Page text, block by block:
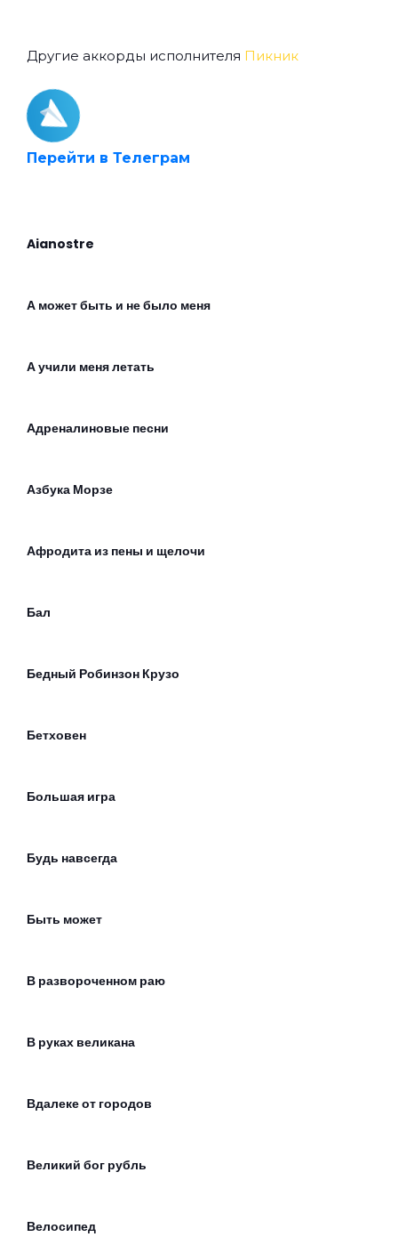
Другие аккорды исполнителя Пикник
Перейти в Телеграм
Aianostre
А может быть и не было меня
А учили меня летать
Адреналиновые песни
Азбука Морзе
Афродита из пены и щелочи
Бал
Бедный Робинзон Крузо
Бетховен
Большая игра
Будь навсегда
Быть может
В развороченном раю
В руках великана
Вдалеке от городов
Великий бог рубль
Велосипед